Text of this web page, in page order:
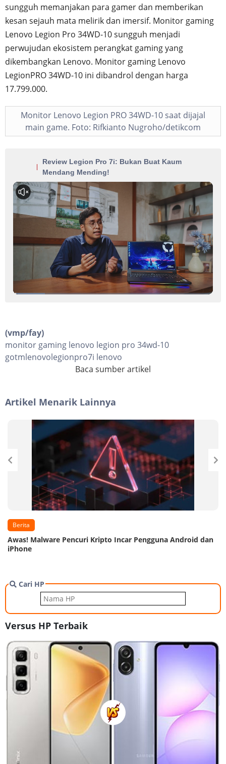
sungguh memanjakan para gamer dan memberikan
kesan sejauh mata melirik dan imersif. Monitor gaming
Lenovo Legion Pro 34WD-10 sungguh menjadi
perwujudan ekosistem perangkat gaming yang
dikembangkan Lenovo. Monitor gaming Lenovo
LegionPRO 34WD-10 ini dibandrol dengan harga
17.799.000.
Monitor Lenovo Legion PRO 34WD-10 saat dijajal
main game. Foto: Rifkianto Nugroho/detikcom
Review Legion Pro 7i: Bukan Buat Kaum
Mendang Mending!
(vmp/fay)
monitor gaming lenovo legion pro 34wd-10
gotmlenovolegionpro7i lenovo
Baca sumber artikel
Artikel Menarik Lainnya
Berita
Awas! Malware Pencuri Kripto Incar Pengguna Android dan
iPhone
Cari HP
Versus HP Terbaik